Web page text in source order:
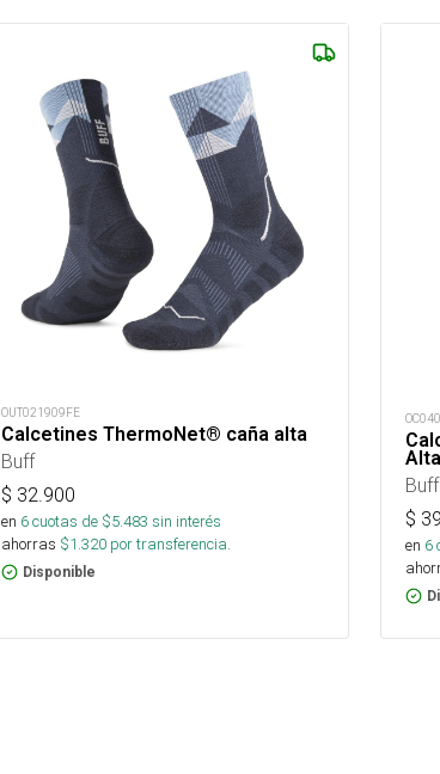
OUT021909FE
Calcetines ThermoNet® caña alta
Buff
$ 32.900
en 6cuotas de $5.483 sin interés
ahorras $1.320 por transferencia.
Disponible
Buff
$
en 6